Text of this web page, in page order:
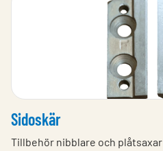
Sidoskär
Tillbehör nibblare och plåtsaxar